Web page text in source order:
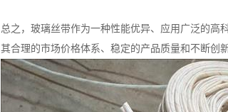
总之，玻璃丝带作为一种性能优异、应用广泛的高
其合理的市场价格体系、稳定的产品质量和不断创